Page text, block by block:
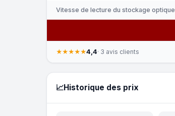
Vitesse de lecture du stockage optique
★★★★★4,4· 3 avis clients
📈Historique des prix